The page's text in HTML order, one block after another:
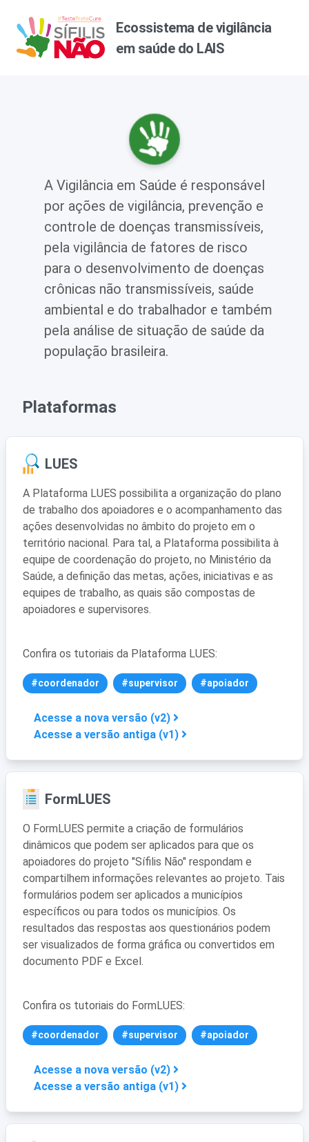
Ecossistema de vigilância
em saúde do LAIS
A Vigilância em Saúde é responsável
por ações de vigilância, prevenção e
controle de doenças transmissíveis,
pela vigilância de fatores de risco
para o desenvolvimento de doenças
crônicas não transmissíveis, saúde
ambiental e do trabalhador e também
pela análise de situação de saúde da
população brasileira.
Plataformas
LUES
A Plataforma LUES possibilita a organização do plano
de trabalho dos apoiadores e o acompanhamento das
ações desenvolvidas no âmbito do projeto em o
território nacional. Para tal, a Plataforma possibilita à
equipe de coordenação do projeto, no Ministério da
Saúde, a definição das metas, ações, iniciativas e as
equipes de trabalho, as quais são compostas de
apoiadores e supervisores.
Confira os tutoriais da Plataforma LUES:
#coordenador #supervisor #apoiador
Acesse a nova versão (v2)
Acesse a versão antiga (v1)
FormLUES
O FormLUES permite a criação de formulários
dinâmicos que podem ser aplicados para que os
apoiadores do projeto "Sífilis Não" respondam e
compartilhem informações relevantes ao projeto. Tais
formulários podem ser aplicados a municípios
específicos ou para todos os municípios. Os
resultados das respostas aos questionários podem
ser visualizados de forma gráfica ou convertidos em
documento PDF e Excel.
Confira os tutoriais do FormLUES:
#coordenador #supervisor #apoiador
Acesse a nova versão (v2)
Acesse a versão antiga (v1)